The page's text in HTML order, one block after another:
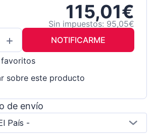
115,01€
Sin impuestos: 95,05€
NOTIFICARME
sobre este producto
de envío
País -